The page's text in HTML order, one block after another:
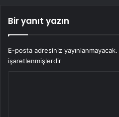
Bir yanıt yazın
E-posta adresiniz yayınlanmayacak.
işaretlenmişlerdir